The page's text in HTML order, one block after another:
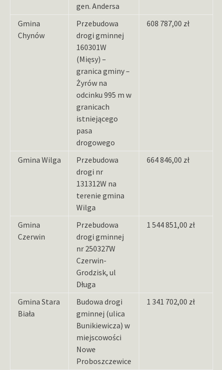
gen. Andersa
Gmina
Chynów
Przebudowa
drogi gminnej
160301W
(Mięsy) –
granica gminy –
Żyrów na
odcinku 995 m w
granicach
istniejącego
pasa
drogowego
608 787,00 zł
Gmina Wilga
Przebudowa
drogi nr
131312W na
terenie gmina
Wilga
664 846,00 zł
Gmina
Czerwin
Przebudowa
drogi gminnej
nr 250327W
Czerwin-
Grodzisk, ul
Długa
1 544 851,00 zł
Gmina Stara
Biała
Budowa drogi
gminnej (ulica
Bunikiewicza) w
miejscowości
Nowe
Proboszczewice
1 341 702,00 zł